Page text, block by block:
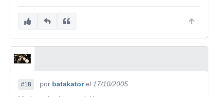
#18 por batakator el 17/10/2005